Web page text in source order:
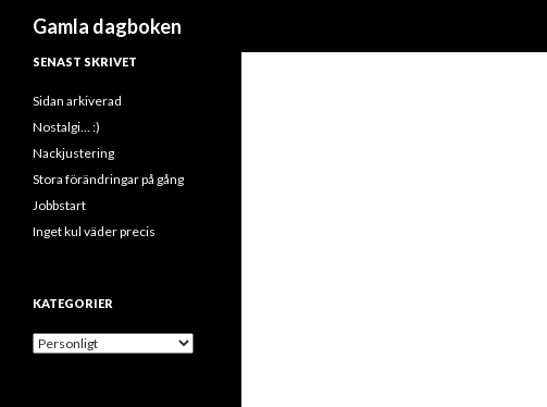
Gamla dagboken
SENAST SKRIVET
Sidan arkiverad
Nostalgi… :)
Nackjustering
Stora förändringar på gång
Jobbstart
Inget kul väder precis
KATEGORIER
K